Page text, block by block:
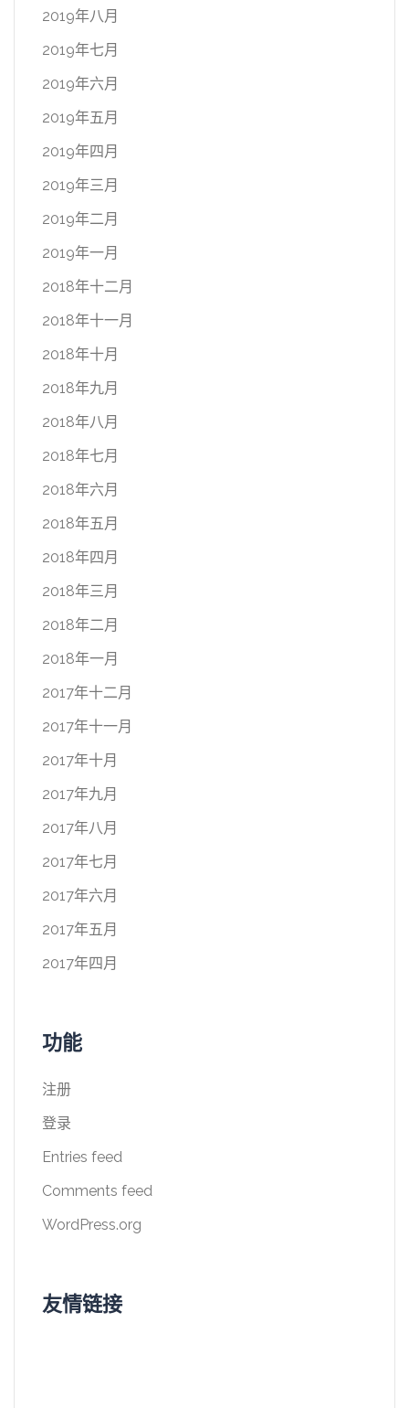
2019年八月
2019年七月
2019年六月
2019年五月
2019年四月
2019年三月
2019年二月
2019年一月
2018年十二月
2018年十一月
2018年十月
2018年九月
2018年八月
2018年七月
2018年六月
2018年五月
2018年四月
2018年三月
2018年二月
2018年一月
2017年十二月
2017年十一月
2017年十月
2017年九月
2017年八月
2017年七月
2017年六月
2017年五月
2017年四月
功能
注册
登录
Entries feed
Comments feed
WordPress.org
友情链接